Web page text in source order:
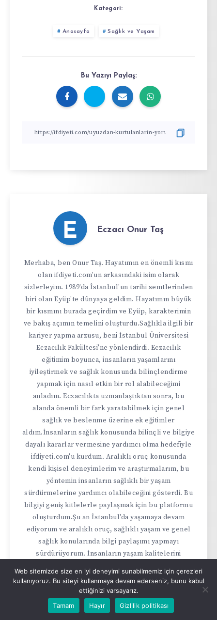
Kategori:
Anasayfa Sağlık ve Yaşam
Bu Yazıyı Paylaş:
E Eczacı Onur Taş
Merhaba, ben Onur Taş. Hayatımın en önemli kısmı
olan ifdiyeti.com'un arkasındaki isim olarak
sizlerleyim. 1989'da İstanbul'un tarihi semtlerinden
biri olan Eyüp'te dünyaya geldim. Hayatımın büyük
bir kısmını burada geçirdim ve Eyüp, karakterimin
ve bakış açımın temelini oluşturdu.Sağlıkla ilgili bir
kariyer yapma arzusu, beni İstanbul Üniversitesi
Eczacılık Fakültesi'ne yönlendirdi. Eczacılık
eğitimim boyunca, insanların yaşamlarını
iyileştirmek ve sağlık konusunda bilinçlendirme
yapmak için nasıl etkin bir rol alabileceğimi
anladım. Eczacılıkta uzmanlaştıktan sonra, bu
alanda önemli bir fark yaratabilmek için genel
sağlık ve beslenme üzerine ek eğitimler
aldım.İnsanların sağlık konusunda bilinçli ve bilgiye
dayalı kararlar vermesine yardımcı olma hedefiyle
ifdiyeti.com'u kurdum. Aralıklı oruç konusunda
kendi kişisel deneyimlerim ve araştırmalarım, bu
yöntemin insanların sağlıklı bir yaşam
sürdürmelerine yardımcı olabileceğini gösterdi. Bu
bilgiyi geniş kitlelerle paylaşmak için bu platformu
oluşturdum.Şu an İstanbul'da yaşamaya devam
ediyorum ve aralıklı oruç, sağlıklı yaşam ve genel
sağlık konularında bilgi paylaşımı yapmayı
sürdürüyorum. İnsanların yaşam kalitelerini
bir köşesine işlenmiştir. Ayrıca, eczacılıkta
uzmanlığımı kullanarak, ilaçlar ve takviyeler
konusunda doğru bilgileri paylaşıyorum.Sağlıklı bir
yaşam sürdürmenin hayatımızın her alanına olumlu
Web sitemizde size en iyi deneyimi sunabilmemiz için çerezleri
kullanıyoruz. Bu siteyi kullanmaya devam ederseniz, bunu kabul
ettiğinizi varsayarız.
Tamam
Hayır Gizlilik politikası